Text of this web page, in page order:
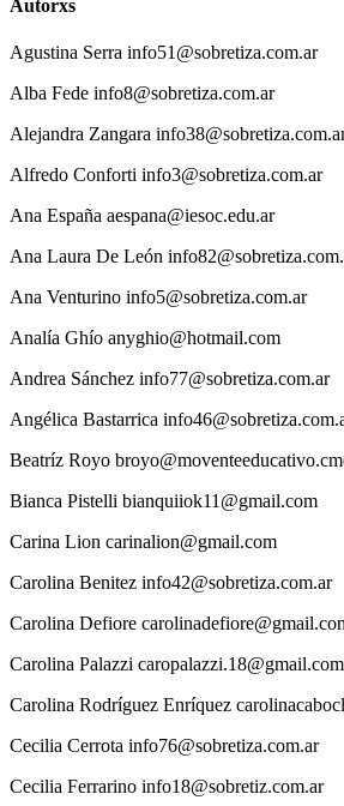
Autorxs
Agustina Serra info51@sobretiza.com.ar
Alba Fede info8@sobretiza.com.ar
Alejandra Zangara
Alfredo Conforti info3@sobretiza.com.ar
Ana España aespana@iesoc.edu.ar
Ana Laura De León
Ana Venturino info5@sobretiza.com.ar
Analía Ghío anyghio@hotmail.com
Andrea Sánchez info77@sobretiza.com.ar
Angélica Bastarrica
Beatríz Royo
Bianca Pistelli bianquiiok11@gmail.com
Carina Lion carinalion@gmail.com
Carolina Benitez info42@sobretiza.com.ar
Carolina Defiore
Carolina Palazzi caropalazzi.18@gmail.com
Carolina Rodríguez Enríquez
Cecilia Cerrota info76@sobretiza.com.ar
Cecilia Ferrarino info18@sobretiz.com.ar